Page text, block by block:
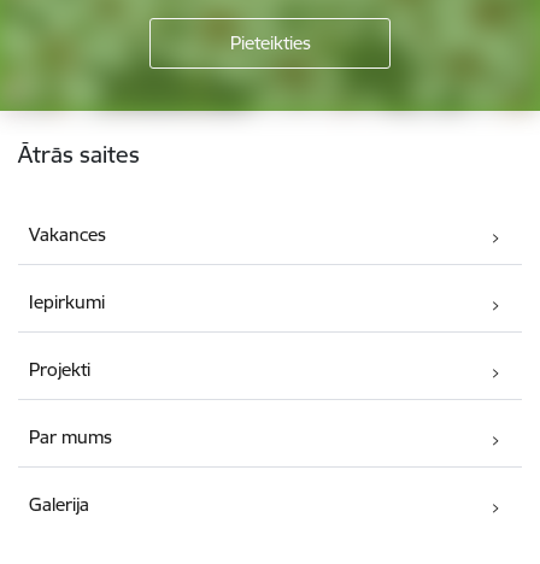
Kājene
Ātrās saites
Vakances
Iepirkumi
Projekti
Par mums
Galerija